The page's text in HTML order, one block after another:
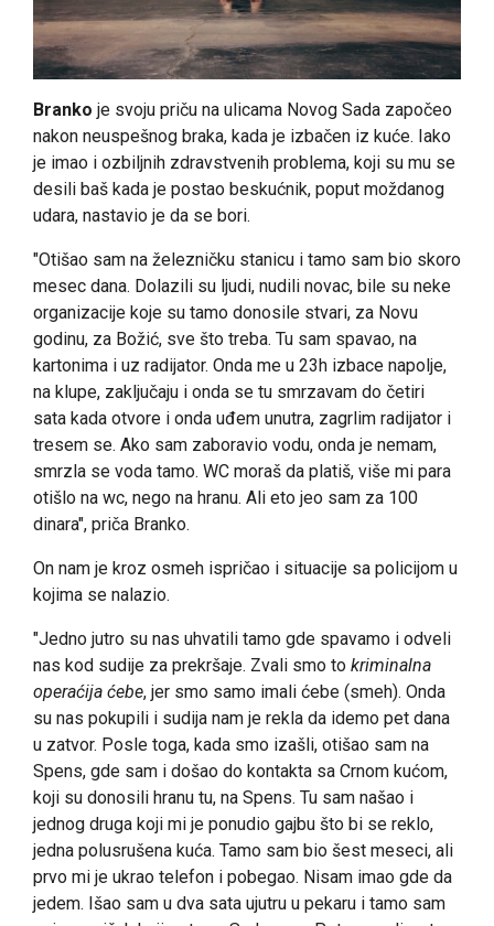
Branko je svoju priču na ulicama Novog Sada započeo
nakon neuspešnog braka, kada je izbačen iz kuće. Iako
je imao i ozbiljnih zdravstvenih problema, koji su mu se
desili baš kada je postao beskućnik, poput moždanog
udara, nastavio je da se bori.
"Otišao sam na železničku stanicu i tamo sam bio skoro
mesec dana. Dolazili su ljudi, nudili novac, bile su neke
organizacije koje su tamo donosile stvari, za Novu
godinu, za Božić, sve što treba. Tu sam spavao, na
kartonima i uz radijator. Onda me u 23h izbace napolje,
na klupe, zaključaju i onda se tu smrzavam do četiri
sata kada otvore i onda uđem unutra, zagrlim radijator i
tresem se. Ako sam zaboravio vodu, onda je nemam,
smrzla se voda tamo. WC moraš da platiš, više mi para
otišlo na wc, nego na hranu. Ali eto jeo sam za 100
dinara", priča Branko.
On nam je kroz osmeh ispričao i situacije sa policijom u
kojima se nalazio.
"Jedno jutro su nas uhvatili tamo gde spavamo i odveli
nas kod sudije za prekršaje. Zvali smo to kriminalna
operaćija ćebe, jer smo samo imali ćebe (smeh). Onda
su nas pokupili i sudija nam je rekla da idemo pet dana
u zatvor. Posle toga, kada smo izašli, otišao sam na
Spens, gde sam i došao do kontakta sa Crnom kućom,
koji su donosili hranu tu, na Spens. Tu sam našao i
jednog druga koji mi je ponudio gajbu što bi se reklo,
jedna polusrušena kuća. Tamo sam bio šest meseci, ali
prvo mi je ukrao telefon i pobegao. Nisam imao gde da
jedem. Išao sam u dva sata ujutru u pekaru i tamo sam